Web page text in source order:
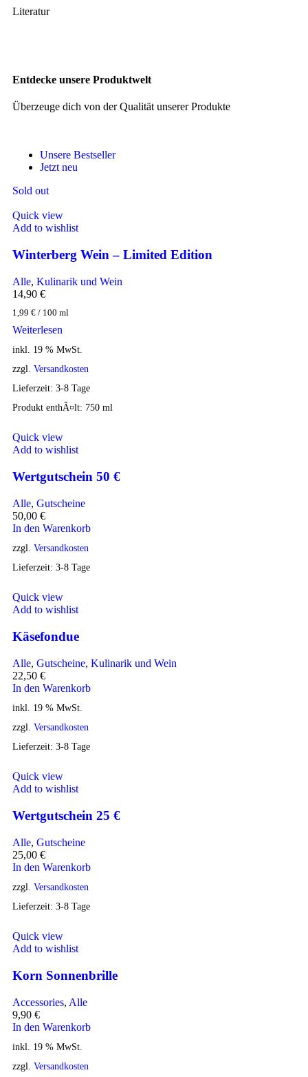
Literatur
Entdecke unsere Produktwelt
Überzeuge dich von der Qualität unserer Produkte
Unsere Bestseller
Jetzt neu
Sold out
Quick view
Add to wishlist
Winterberg Wein – Limited Edition
Alle, Kulinarik und Wein
14,90 €
1,99 € / 100 ml
Weiterlesen
inkl. 19 % MwSt.
zzgl. Versandkosten
Lieferzeit: 3-8 Tage
Produkt enthÃ¤lt: 750 ml
Quick view
Add to wishlist
Wertgutschein 50 €
Alle, Gutscheine
50,00 €
In den Warenkorb
zzgl. Versandkosten
Lieferzeit: 3-8 Tage
Quick view
Add to wishlist
Käsefondue
Alle, Gutscheine, Kulinarik und Wein
22,50 €
In den Warenkorb
inkl. 19 % MwSt.
zzgl. Versandkosten
Lieferzeit: 3-8 Tage
Quick view
Add to wishlist
Wertgutschein 25 €
Alle, Gutscheine
25,00 €
In den Warenkorb
zzgl. Versandkosten
Lieferzeit: 3-8 Tage
Quick view
Add to wishlist
Korn Sonnenbrille
Accessories, Alle
9,90 €
In den Warenkorb
inkl. 19 % MwSt.
zzgl. Versandkosten